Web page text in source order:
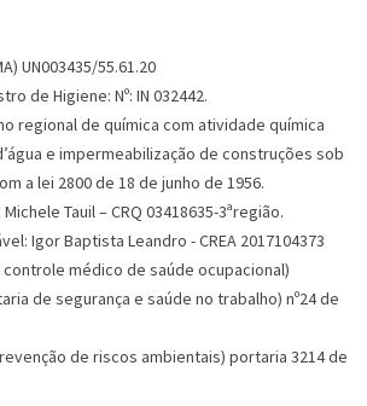
UN003435/55.61.20
de Higiene: Nº: IN 032442.
regional de química com atividade química
e impermeabilização de construções sob
a lei 2800 de 18 de junho de 1956.
Tauil – CRQ 03418635-3ªregião.
Igor Baptista Leandro - CREA 2017104373
médico de saúde ocupacional)
de segurança e saúde no trabalho) nº24 de
de riscos ambientais) portaria 3214 de